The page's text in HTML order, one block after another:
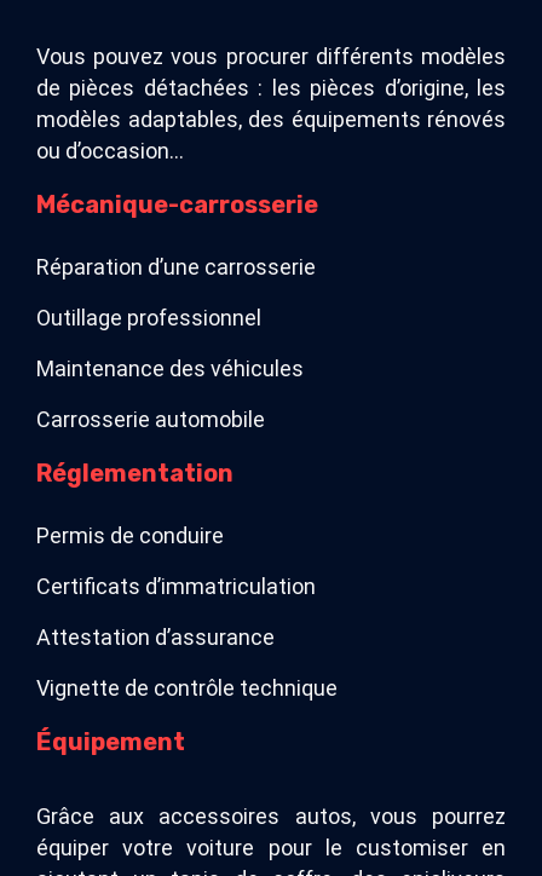
Vous pouvez vous procurer différents modèles
de pièces détachées : les pièces d’origine, les
modèles adaptables, des équipements rénovés
ou d’occasion…
Mécanique-carrosserie
Réparation d’une carrosserie
Outillage professionnel
Maintenance des véhicules
Carrosserie automobile
Réglementation
Permis de conduire
Certificats d’immatriculation
Attestation d’assurance
Vignette de contrôle technique
Équipement
Grâce aux accessoires autos, vous pourrez
équiper votre voiture pour le customiser en